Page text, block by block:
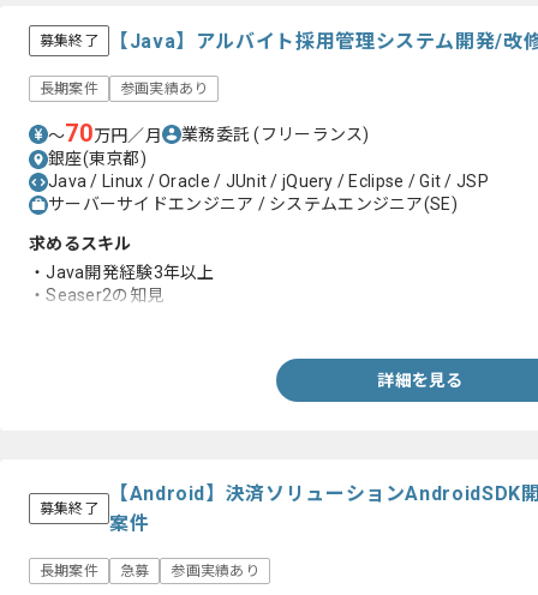
募集終了 【Java】アルバイト採用管理システム開発/改
長期案件 参画実績あり
〜70万円／月 業務委託(フリーランス)
銀座(東京都)
Java / Linux / Oracle / JUnit / jQuery / Eclipse / Git / JSP
サーバーサイドエンジニア / システムエンジニア(SE)
求めるスキル
・Java開発経験3年以上
・Seaser2の知見
詳細を見る
募集終了
【Android】決済ソリューションAndroidSDK
案件
長期案件 急募 参画実績あり